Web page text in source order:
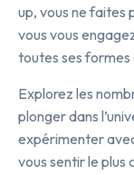
up, vous ne faites
vous vous
toutes ses formes
Explorez les
plonger dans
expérimenter
vous sentir le plus